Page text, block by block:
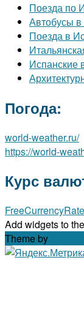
Поезда по
Автобусы
Поезда в
Испанские
Погода:
world-weather.ru/
https://world-
Курс
Add widgets to
Theme by